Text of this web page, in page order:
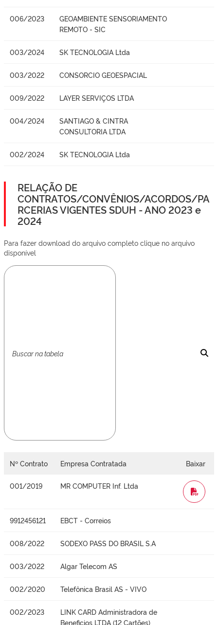
006/2023
GEOAMBIENTE SENSORIAMENTO
REMOTO - SIC
003/2024 SK TECNOLOGIA Ltda
003/2022 CONSORCIO GEOESPACIAL
009/2022 LAYER SERVIÇOS LTDA
004/2024
SANTIAGO & CINTRA
CONSULTORIA LTDA
002/2024 SK TECNOLOGIA Ltda
RELAÇÃO DE
CONTRATOS/CONVÊNIOS/ACORDOS/PA
RCERIAS VIGENTES SDUH - ANO 2023 e
2024
Para fazer download do arquivo completo clique no arquivo
disponível
Nº Contrato Empresa Contratada Baixar
001/2019 MR COMPUTER Inf. Ltda
WORD
9912456121 EBCT - Correios
008/2022 SODEXO PASS DO BRASIL S.A
003/2022 Algar Telecom AS
002/2020 Telefônica Brasil AS - VIVO
002/2023
LINK CARD Administradora de
Beneficios LTDA (12 Cartões)